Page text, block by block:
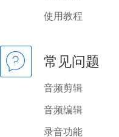
使用教程
常见问题
音频剪辑
音频编辑
录音功能